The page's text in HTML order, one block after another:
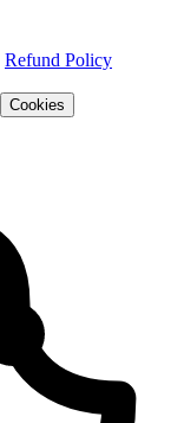
Refund Policy
Cookies